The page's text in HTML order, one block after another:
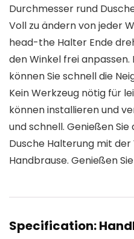
Durchmesser rund
Voll zu ändern von jeder
head-the Halter Ende
den Winkel frei anpassen.
können Sie schnell die
Kein Werkzeug nötig für
können installieren und
und schnell. Genießen
Dusche Halterung mit
Handbrause. Genießen
Specification: